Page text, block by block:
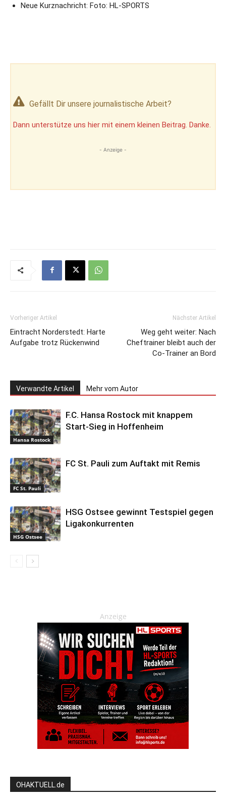
Neue Kurznachricht: Foto: HL-SPORTS
Gefällt Dir unsere journalistische Arbeit?
Dann unterstütze uns hier mit einem kleinen Beitrag. Danke.
- Anzeige -
Vorheriger Artikel
Eintracht Norderstedt: Harte
Aufgabe trotz Rückenwind
Nächster Artikel
Weg geht weiter: Nach
Cheftrainer bleibt auch der
Co-Trainer an Bord
Verwandte Artikel Mehr vom Autor
Hansa Rostock
F.C. Hansa Rostock mit knappem
Start-Sieg in Hoffenheim
FC St. Pauli
FC St. Pauli zum Auftakt mit Remis
HSG Ostsee
HSG Ostsee gewinnt Testspiel gegen
Ligakonkurrenten
Anzeige
OHAKTUELL.de